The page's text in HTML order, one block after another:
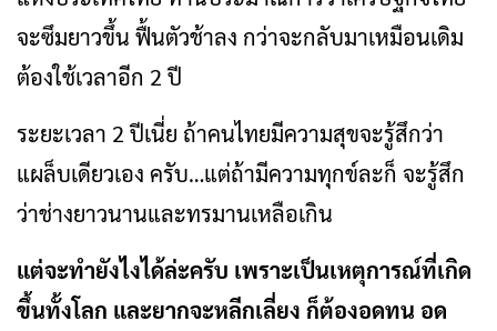
จะซึมยาวขึ้น ฟื้นตัวช้าลง กว่าจะกลับมาเหมือนเดิม
ต้องใช้เวลาอีก 2 ปี
ระยะเวลา 2 ปีเนี่ย ถ้าคนไทยมีความสุขจะรู้สึกว่า
แผล็บเดียวเอง ครับ…แต่ถ้ามีความทุกข์ละก็ จะรู้สึก
ว่าช่างยาวนานและทรมานเหลือเกิน
แต่จะทำยังไงได้ล่ะครับ เพราะเป็นเหตุการณ์ที่เกิด
ขึ้นทั้งโลก และยากจะหลีกเลี่ยง ก็ต้องอดทน อด